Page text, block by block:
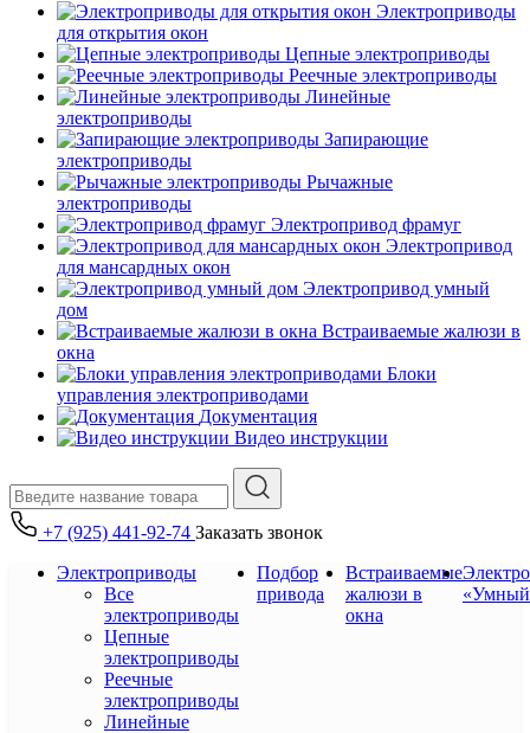
Электроприводы
для открытия окон
Цепные электроприводы
Реечные электроприводы
Линейные
электроприводы
Запирающие
электроприводы
Рычажные
электроприводы
Электропривод фрамуг
Электропривод
для мансардных окон
Электропривод умный
дом
Встраиваемые жалюзи в
окна
Блоки
управления электроприводами
Документация
Видео инструкции
+7 (925) 441-92-74 Заказать звонок
Электроприводы
Все
электроприводы
Цепные
электроприводы
Реечные
электроприводы
Линейные
Подбор
привода
Встраиваемые
жалюзи в
окна